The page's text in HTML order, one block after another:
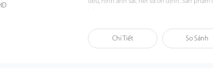
thống hiển thị chuyên nghiệp.
Chi Tiết So Sánh